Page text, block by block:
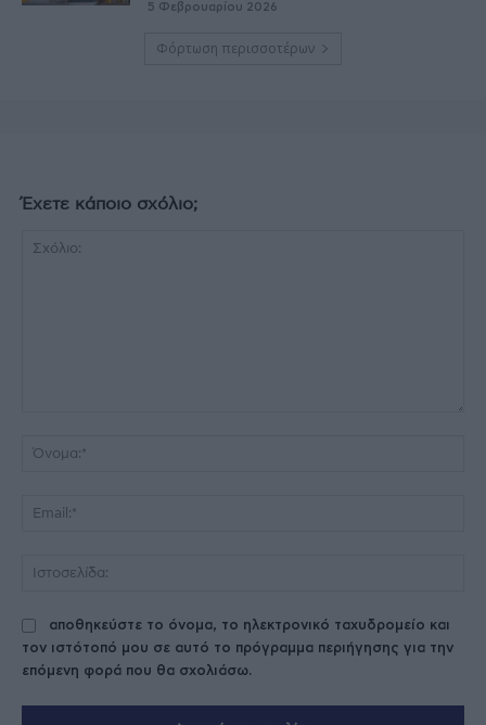
5 Φεβρουαρίου 2026
Φόρτωση περισσοτέρων
Έχετε κάποιο σχόλιο;
αποθηκεύστε το όνομα, το ηλεκτρονικό ταχυδρομείο και
τον ιστότοπό μου σε αυτό το πρόγραμμα περιήγησης για την
επόμενη φορά που θα σχολιάσω.